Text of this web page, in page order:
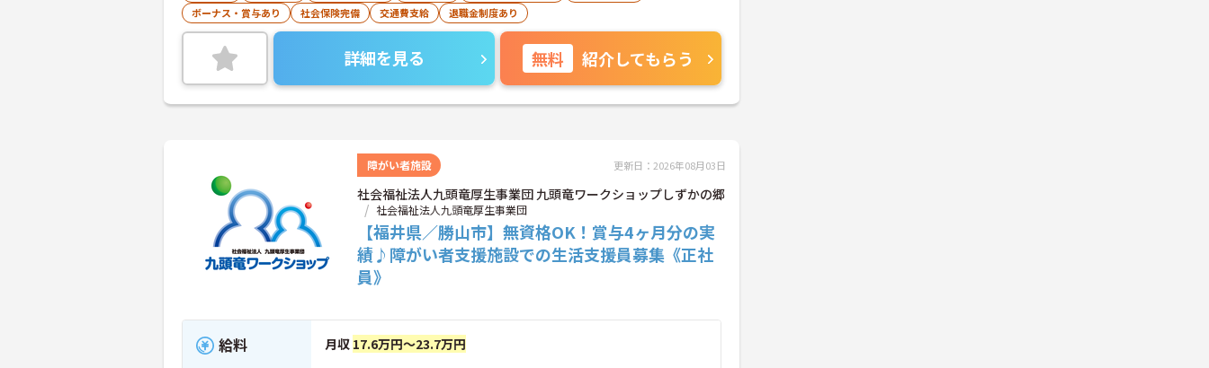
ボーナス・賞与あり
社会保険完備 交通費支給 退職金制度あり
詳細を見る 無料 紹介してもらう
障がい者施設 更新日：2026年08月03日
社会福祉法人九頭竜厚生事業団 九頭竜ワークショップしずかの郷
社会福祉法人九頭竜厚生事業団
【福井県／勝山市】無資格OK！賞与4ヶ月分の実
績♪障がい者支援施設での生活支援員募集《正社
員》
給料 月収 17.6万円～23.7万円